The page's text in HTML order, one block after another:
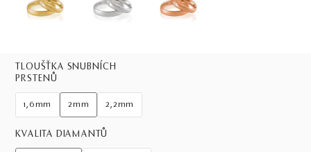
TLOUŠŤKA SNUBNÍCH
PRSTENŮ
1,6mm 2mm 2,2mm
KVALITA DIAMANTŮ